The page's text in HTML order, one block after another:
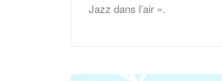
Jazz dans l’air ».